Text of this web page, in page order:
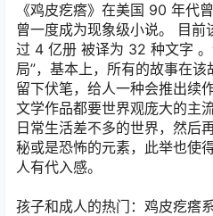
《鸡皮疙瘩》在美国 90 年代
曾一度成为现象级小说。 目前
过 4 亿册 被译为 32 种文字
局”，基本上，所有的故事在
留下伏笔，给人一种会推出续
文学作品都要世界观庞大的主
日常生活差不多的世界，然后
秘或是恐怖的元素，此举也使
人有代入感。
孩子和成人的热门：鸡皮疙瘩